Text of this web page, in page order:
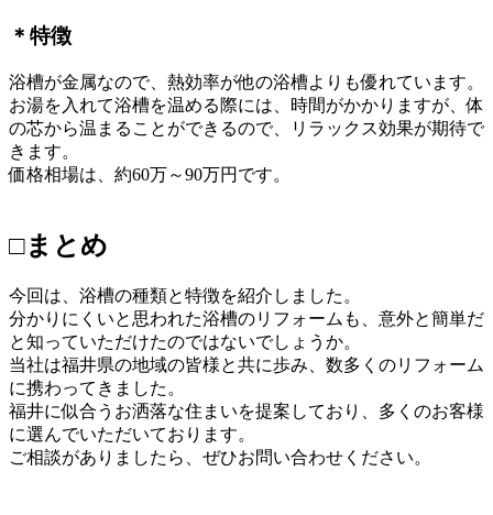
＊特徴
浴槽が金属なので、熱効率が他の浴槽よりも優れています。
お湯を入れて浴槽を温める際には、時間がかかりますが、体
の芯から温まることができるので、リラックス効果が期待で
きます。
価格相場は、約60万～90万円です。
□まとめ
今回は、浴槽の種類と特徴を紹介しました。
分かりにくいと思われた浴槽のリフォームも、意外と簡単だ
と知っていただけたのではないでしょうか。
当社は福井県の地域の皆様と共に歩み、数多くのリフォーム
に携わってきました。
福井に似合うお洒落な住まいを提案しており、多くのお客様
に選んでいただいております。
ご相談がありましたら、ぜひお問い合わせください。